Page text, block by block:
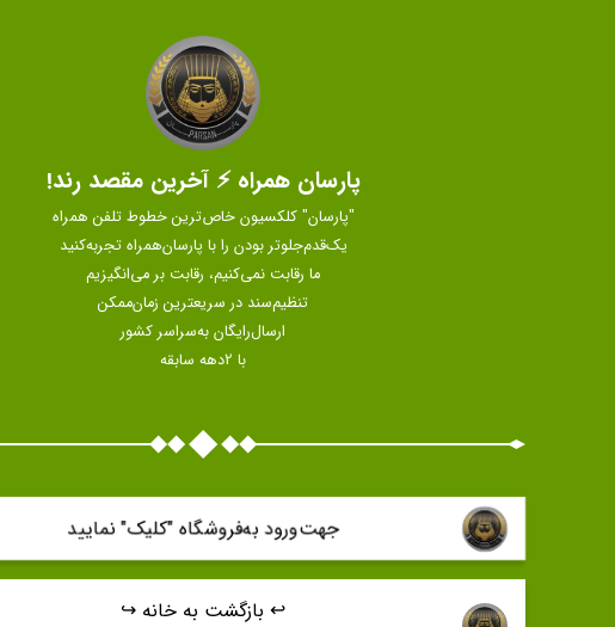
پارسان همراه ⚡ آخرین مقصد رند!
"پارسان" کلکسیون خاص‌ترین خطوط تلفن همراه
یک‌قدم‌جلوتر بودن را با پارسان‌همراه تجربه‌کنید
ما رقابت نمی‌کنیم، رقابت بر می‌انگیزیم
تنظیم‌سند در سریعترین زمان‌ممکن
ارسال‌رایگان به‌سراسر کشور
با 2دهه سابقه
جهت‌ورود به‌فروشگاه "كليک" نماييد
↩️ بازگشت به خانه ↪️